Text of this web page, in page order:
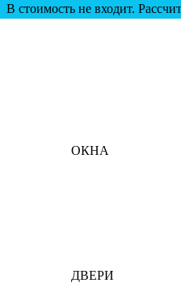
В стоимость не входит.
ОКНА
ДВЕРИ